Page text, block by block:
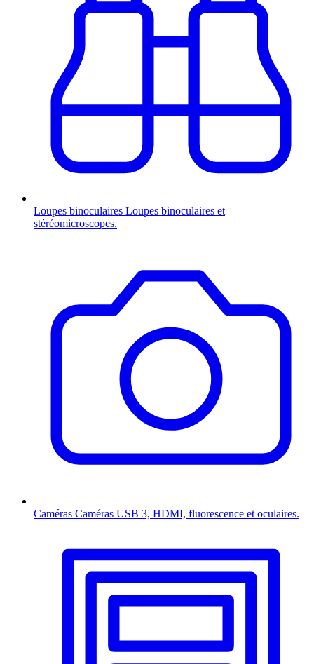
Loupes binoculaires Loupes binoculaires et
stéréomicroscopes.
Caméras Caméras USB 3, HDMI, fluorescence et oculaires.